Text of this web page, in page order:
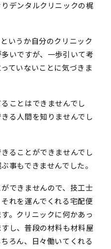
デンタルクリニックの梶
いうか自分のクリニック
いですが、一歩引いて考
ていないことに気づきま
ことはできませんでし
る人間を知りませんでし
ることができませんでし
事もできませんでした。
できませんので、技工士
れを運んでくれる宅配便
。クリニックに何かあっ
し、普段の材料も材料屋
ろん、日々働いてくれる